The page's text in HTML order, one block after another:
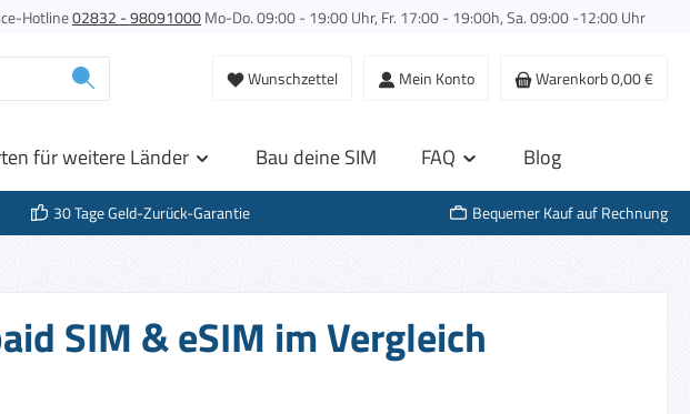
Hotline02832 - 98091000Mo-Do. 09:00 - 19:00 Uhr, Fr. 17:00 - 19:00h, Sa. 09:00 -12:00 Uhr
Wunschzettel Mein Konto Warenkorb0,00 €
für weitere Länder Bau deine SIM FAQ Blog
30 Tage Geld-Zurück-Garantie
Bequemer Kauf auf Rechnung
SIM & eSIM im Vergleich